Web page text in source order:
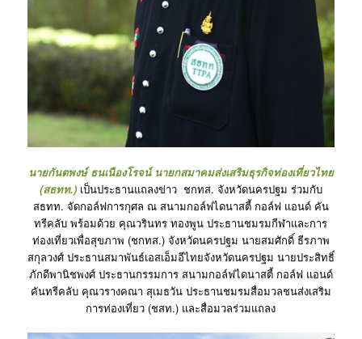
นายกันตพงษ์ ธนเนืองโรจน์ นายกสมาคมส่งเสริมธุรกิจท่องเที่ยวไทย
(สธทท.)เป็นประธานแถลงข่าว ชกทส. จังหวัดนครปฐม ร่วมกับ
สธทท. จัดกอล์ฟการกุศล ณ สนามกอล์ฟไดนาสตี้ กอล์ฟ แอนด์ คัน
ทรีคลับ พร้อมด้วย คุณวรินทร ทองพูน ประธานชมรมกีฬาและการ
ท่องเที่ยวเพื่อสุขภาพ (ชกทส.) จังหวัดนครปฐม นายสมศักดิ์ ธีรภาพ
สกุลวงศ์ ประธานสมาพันธ์เอสเอ็มอีไทยจังหวัดนครปฐม นายประสิทธิ์
ภักดีพานิชพงศ์ ประธานกรรมการ สนามกอล์ฟไดนาสตี้ กอล์ฟ แอนด์
คันทรีคลับ คุณวรางคณา สุเมธวัน ประธานชมรมสื่อมวลชนส่งเสริม
การท่องเที่ยว (ชสท.) และสื่อมวลร่วมแถลง